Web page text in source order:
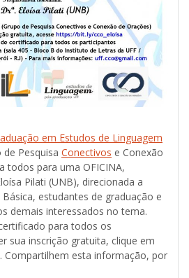
em Estudos de Linguagem
de Pesquisa Conectivos e Conexão
todos para uma OFICINA,
Pilati (UNB), direcionada a
estudantes de graduação e
demais interessados no tema.
para todos os
sua inscrição gratuita, clique em
. Compartilhem esta informação, por